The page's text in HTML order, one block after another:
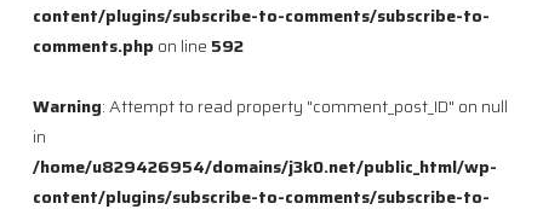
content/plugins/subscribe-to-comments/subscribe-to-
comments.php on line 592
Warning: Attempt to read property "comment_post_ID" on null
in
/home/u829426954/domains/j3k0.net/public_html/wp-
content/plugins/subscribe-to-comments/subscribe-to-